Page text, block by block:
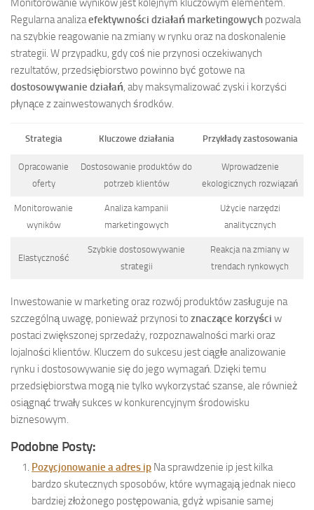
Monitorowanie wyników jest kolejnym kluczowym elementem.
Regularna analizaefektywności działań marketingowych pozwala
na szybkie reagowanie na zmiany w rynku oraz na doskonalenie
strategii. W przypadku, gdy coś nie przynosi oczekiwanych
rezultatów, przedsiębiorstwo powinno być gotowe na
dostosowywanie działań, aby maksymalizować zyski i korzyści
płynące z zainwestowanych środków.
Strategia Kluczowe działania Przykłady zastosowania
Opracowanie
oferty
Dostosowanie produktów do
potrzeb klientów
Wprowadzenie
ekologicznych rozwiązań
Monitorowanie
wyników
Analiza kampanii
marketingowych
Użycie narzędzi
analitycznych
Elastyczność
Szybkie dostosowywanie
strategii
Reakcja na zmiany w
trendach rynkowych
Inwestowanie w marketing oraz rozwój produktów zasługuje na
szczególną uwagę, ponieważ przynosi to znaczące korzyści w
postaci zwiększonej sprzedaży, rozpoznawalności marki oraz
lojalności klientów. Kluczem do sukcesu jest ciągłe analizowanie
rynku i dostosowywanie się do jego wymagań. Dzięki temu
przedsiębiorstwa mogą nie tylko wykorzystać szanse, ale również
osiągnąć trwały sukces w konkurencyjnym środowisku
biznesowym.
Podobne Posty:
Pozycjonowanie a adres ip Na sprawdzenie ip jest kilka
bardzo skutecznych sposobów, które wymagają jednak nieco
bardziej złożonego postępowania, gdyż wpisanie samej